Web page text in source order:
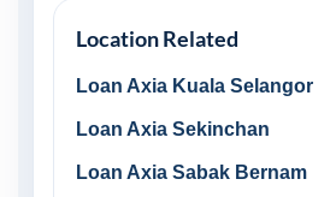
Location Related
Loan Axia Kuala Selangor
Loan Axia Sekinchan
Loan Axia Sabak Bernam